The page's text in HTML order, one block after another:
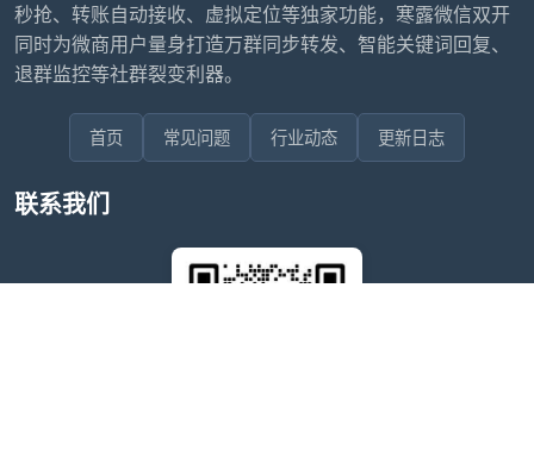
秒抢、转账自动接收、虚拟定位等独家功能，寒露微信双开
同时为微商用户量身打造万群同步转发、智能关键词回复、
退群监控等社群裂变利器。
首页 常见问题 行业动态 更新日志
联系我们